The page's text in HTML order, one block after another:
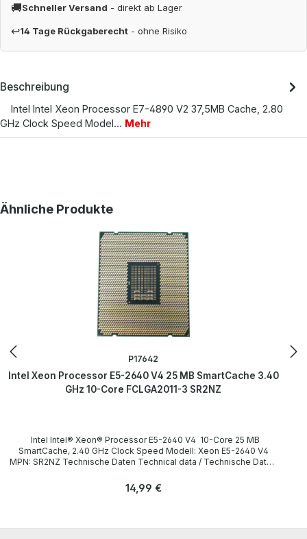
🚚Schneller Versand - direkt ab Lager
↩14 Tage Rückgaberecht - ohne Risiko
Beschreibung
Intel Intel Xeon Processor E7-4890 V2 37,5MB Cache, 2.80
GHz Clock Speed Model… Mehr
Produktgalerie überspringen
Ähnliche Produkte
P17642
Intel Xeon Processor E5-2640 V4 25 MB SmartCache 3.40
GHz 10-Core FCLGA2011-3 SR2NZ
SmartCache, 2.40 GHz Clock Speed Modell: Xeon E5-2640 V4
MPN: SR2NZ Technische Daten Technical data / Technische Daten
Lieferumfang 1 x Intel Xeon E5-2640 V4 CPU (without heatsink and
Regulärer Preis:
14,99 €